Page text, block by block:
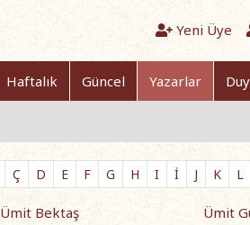
Yeni Üye
Haftalık Güncel Yazarlar
Ç D E F G H I İ J K L
Ümit Bektaş
Ümit